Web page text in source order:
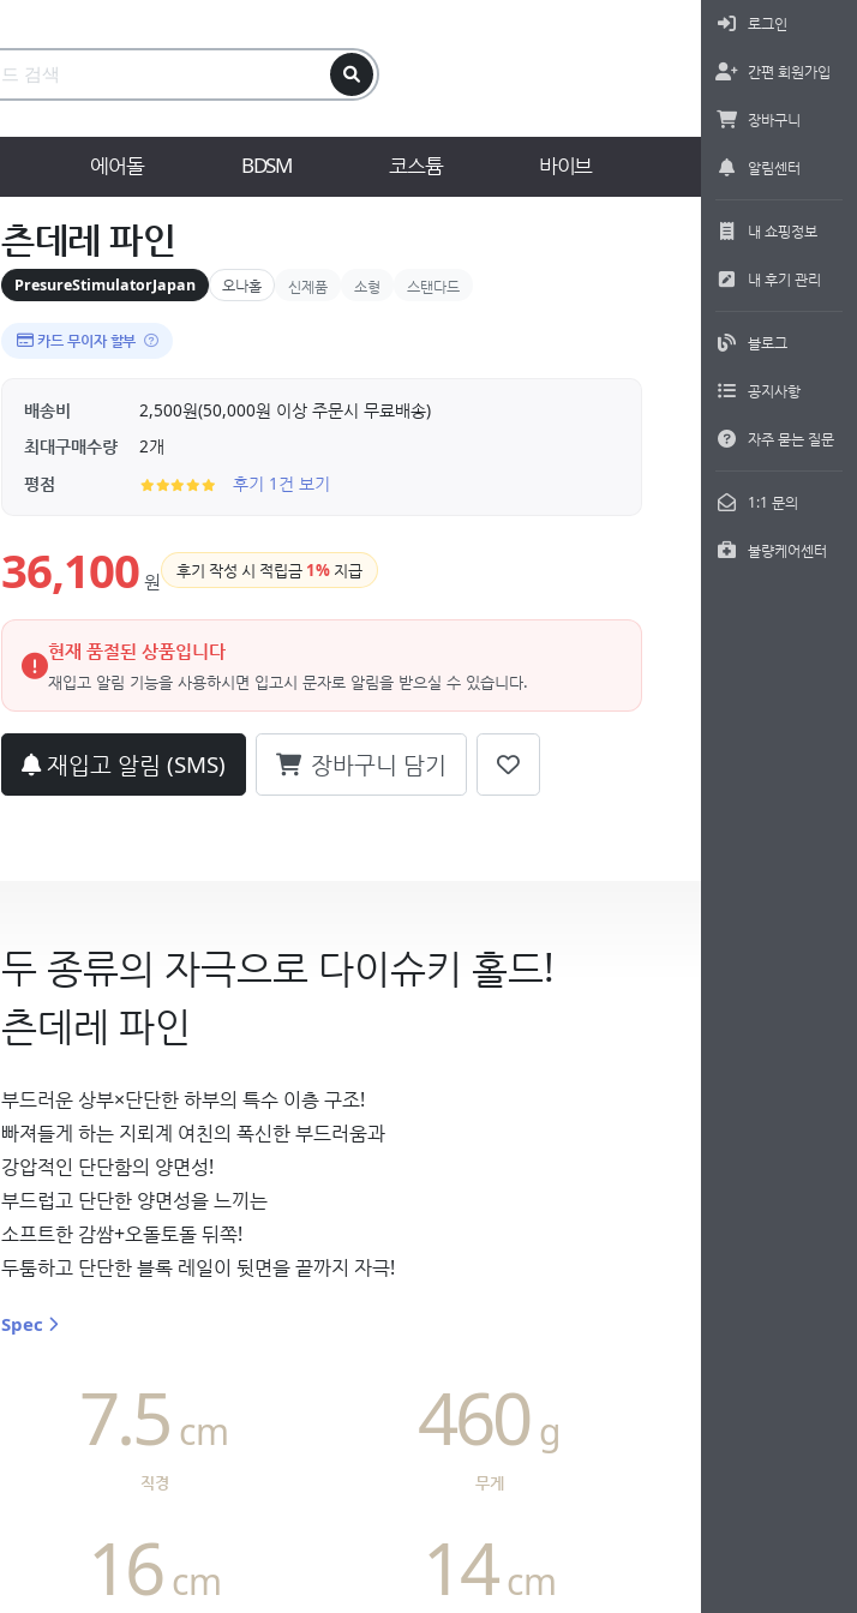
에어돌 BDSM 코스튬 바이브
로그인
간편 회원가입
장바구니
알림센터
내 쇼핑정보
내 후기 관리
블로그
공지사항
자주 묻는 질문
1:1 문의
불량케어센터
츤데레 파인
PresureStimulatorJapan 오나홀 신제품 소형 스탠다드
카드 무이자 할부
배송비
2,500원(50,000원 이상 주문시 무료배송)
최대구매수량
2개
평점
후기 1건 보기
36,100 원 후기 작성 시 적립금 1% 지급
현재 품절된 상품입니다
재입고 알림 기능을 사용하시면 입고시 문자로 알림을 받으실 수 있습니다.
재입고 알림 (SMS) 장바구니 담기
두 종류의 자극으로 다이슈키 홀드!
츤데레 파인
부드러운 상부×단단한 하부의 특수 이층 구조!
빠져들게 하는 지뢰계 여친의 폭신한 부드러움과
강압적인 단단함의 양면성!
부드럽고 단단한 양면성을 느끼는
소프트한 감쌈+오돌토돌 뒤쪽!
두툼하고 단단한 블록 레일이 뒷면을 끝까지 자극!
Spec
직경
7.5 cm
무게
460 g
16 cm 14 cm